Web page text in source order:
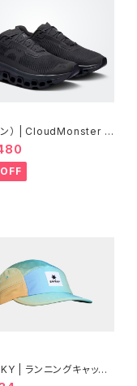
ン） | CloudMonster V
Black | Men
キャップ
Combat Cap 101 |